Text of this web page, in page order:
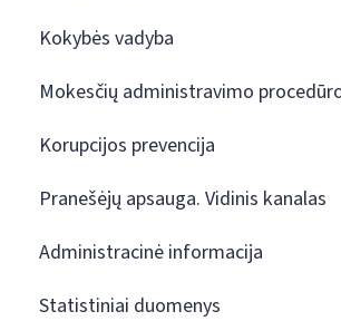
Kokybės vadyba
Mokesčių administravimo
Korupcijos prevencija
Pranešėjų apsauga. Vidinis kanalas
Administracinė informacija
Statistiniai duomenys